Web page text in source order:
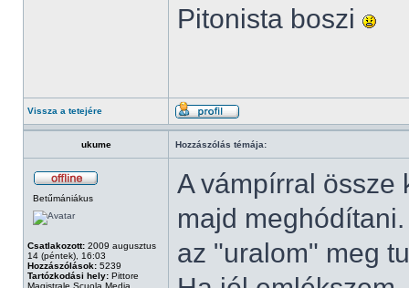
Pitonista boszi
Vissza a tetejére
ukume Hozzászólás témája:
Betűmániákus
Csatlakozott: 2009 augusztus
14 (péntek), 16:03
Hozzászólások: 5239
Tartózkodási hely: Pittore
Magistrale Scuola Media
A vámpírral össze
majd
az "uralom" meg